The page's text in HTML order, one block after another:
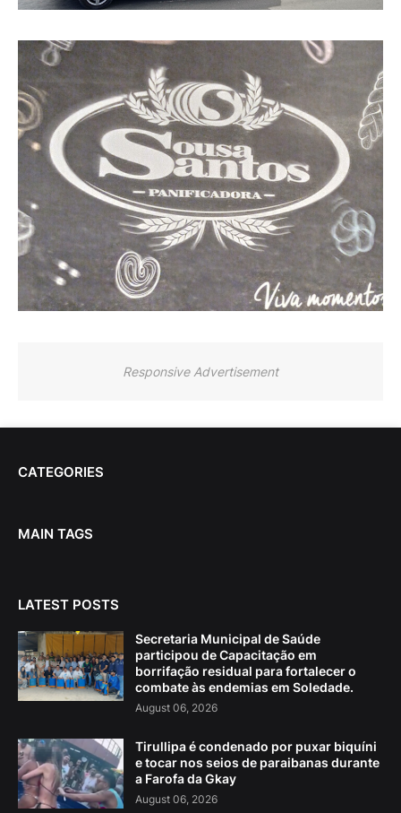
Responsive Advertisement
CATEGORIES
MAIN TAGS
LATEST POSTS
Secretaria Municipal de Saúde
participou de Capacitação em
borrifação residual para fortalecer o
combate às endemias em Soledade.
August 06, 2026
Tirullipa é condenado por puxar biquíni
e tocar nos seios de paraibanas durante
a Farofa da Gkay
August 06, 2026